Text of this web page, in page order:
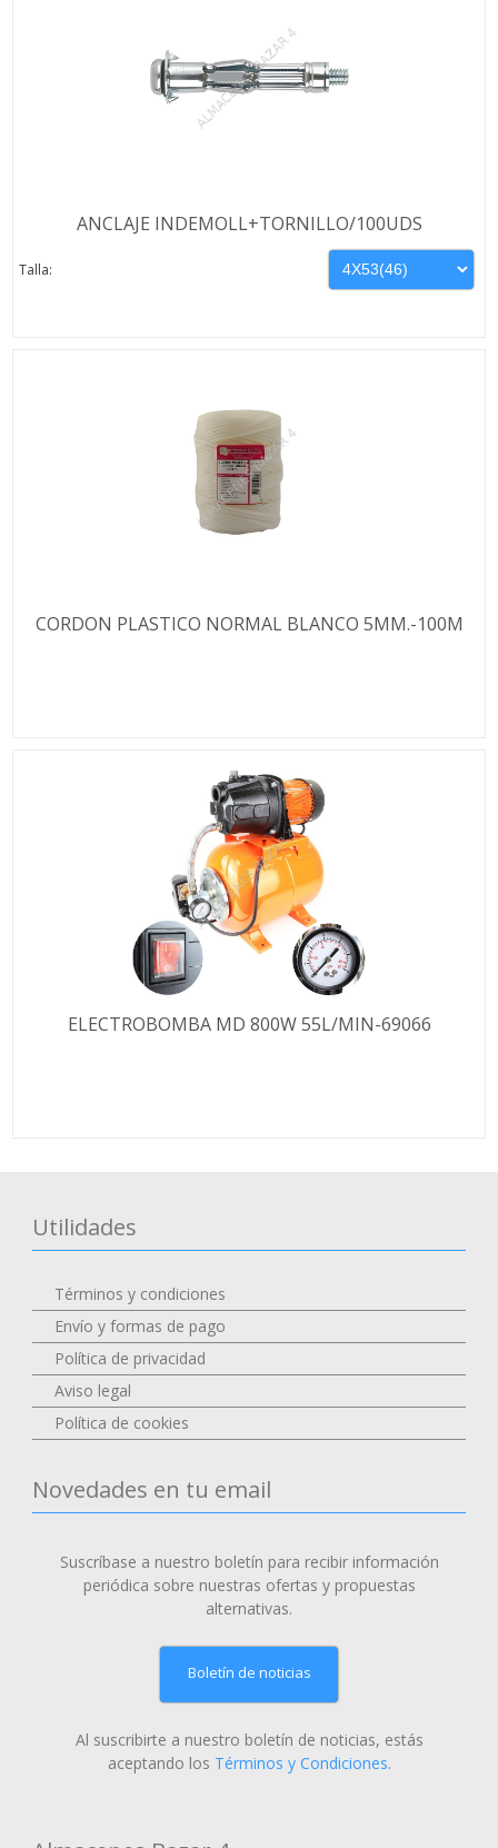
ANCLAJE INDEMOLL+TORNILLO/100UDS
Talla:
CORDON PLASTICO NORMAL BLANCO 5MM.-100M
ELECTROBOMBA MD 800W 55L/MIN-69066
Utilidades
Términos y condiciones
Envío y formas de pago
Política de privacidad
Aviso legal
Política de cookies
Novedades en tu email
Suscríbase a nuestro boletín para recibir información
periódica sobre nuestras ofertas y propuestas
alternativas.
Boletín de noticias
Al suscribirte a nuestro boletín de noticias, estás
aceptando los Términos y Condiciones.